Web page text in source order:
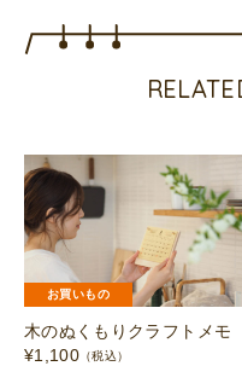
お買いもの
木のぬくもりクラフトメモ
¥1,100 （税込）